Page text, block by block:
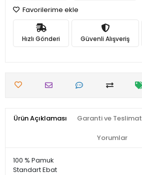
Favorilerime ekle
Hızlı Gönderi Güvenli Alışveriş
Ürün Açıklaması Garanti ve Teslimat
Yorumlar
100 % Pamuk
Standart Ebat